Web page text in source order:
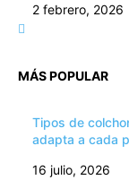
2 febrero, 2026
MÁS POPULAR
Tipos de
adapta a cada
16 julio, 2026